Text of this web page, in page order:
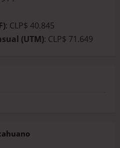
: CLP$ 40.845
(UTM): CLP$ 71.649